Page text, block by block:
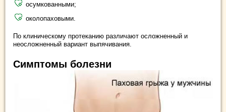
осумкованными;
околопаховыми.
По клиническому протеканию различают осложненный и
неосложненный вариант выпячивания.
Симптомы болезни